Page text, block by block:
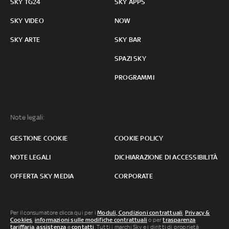
SKY TG24
SKY VIDEO
SKY ARTE
SKY APPS
NOW
SKY BAR
SPAZI SKY
PROGRAMMI
Note legali:
GESTIONE COOKIE COOKIE POLICY
NOTE LEGALI DICHIARAZIONE DI ACCESSIBILITÀ
OFFERTA SKY MEDIA CORPORATE
Per il consumatore clicca qui per iModuli, Condizioni contrattuali, Privacy &
Cookies, informazioni sulle modifiche contrattuali o pertrasparenza
tariffaria,assistenza econtatti. Tutti i marchi Sky e i diritti di proprietà